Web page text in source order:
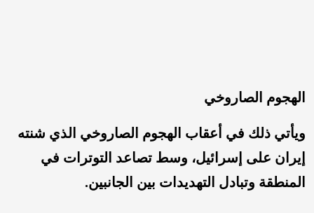
الهجوم الصاروخي
ويأتي ذلك في أعقاب الهجوم الصاروخي الذي شنته
إيران على إسرائيل، وسط تصاعد التوترات في
المنطقة وتبادل التهديدات بين الجانبين.